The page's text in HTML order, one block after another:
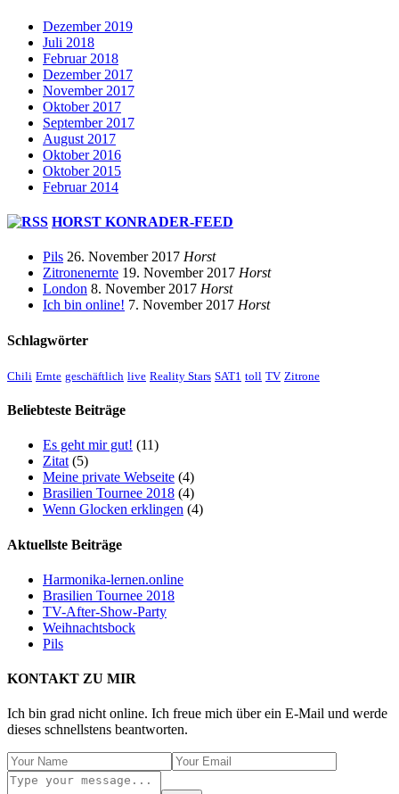
Dezember 2019
Juli 2018
Februar 2018
Dezember 2017
November 2017
Oktober 2017
September 2017
August 2017
Oktober 2016
Oktober 2015
Februar 2014
HORST KONRADER-FEED
Pils 26. November 2017 Horst
Zitronenernte 19. November 2017 Horst
London 8. November 2017 Horst
Ich bin online! 7. November 2017 Horst
Schlagwörter
Chili Ernte geschäftlich live Reality Stars SAT1 toll TV Zitrone
Beliebteste Beiträge
Es geht mir gut! (11)
Zitat (5)
Meine private Webseite (4)
Brasilien Tournee 2018 (4)
Wenn Glocken erklingen (4)
Aktuellste Beiträge
Harmonika-lernen.online
Brasilien Tournee 2018
TV-After-Show-Party
Weihnachtsbock
Pils
KONTAKT ZU MIR
Ich bin grad nicht online. Ich freue mich über ein E-Mail und werde
dieses schnellstens beantworten.